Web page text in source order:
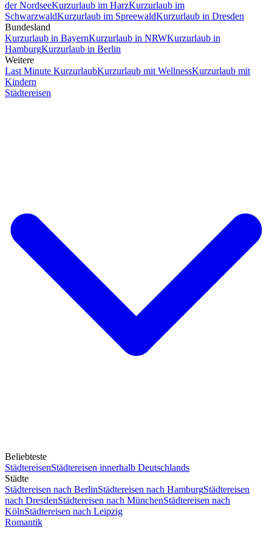
der NordseeKurzurlaub im HarzKurzurlaub im
SchwarzwaldKurzurlaub im SpreewaldKurzurlaub in Dresden
Bundesland
Kurzurlaub in BayernKurzurlaub in NRWKurzurlaub in
HamburgKurzurlaub in Berlin
Weitere
Last Minute KurzurlaubKurzurlaub mit WellnessKurzurlaub mit
Kindern
Städtereisen
Beliebteste
StädtereisenStädtereisen innerhalb Deutschlands
Städte
Städtereisen nach BerlinStädtereisen nach HamburgStädtereisen
nach DresdenStädtereisen nach MünchenStädtereisen nach
KölnStädtereisen nach Leipzig
Romantik